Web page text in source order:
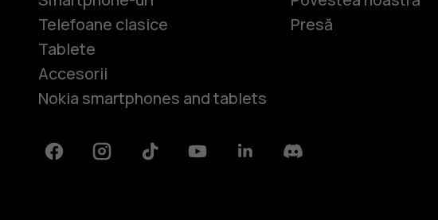
Telefoane clasice
Tablete
Accesorii
Nokia smartphones and tablets
Presă
FacebookInstagramTiktok YoutubeLinkedinDiscord